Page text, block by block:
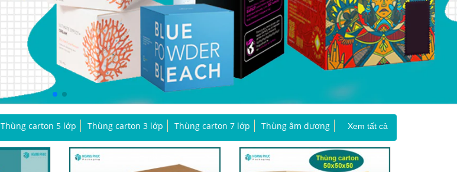
Thùng carton 5 lớp Thùng carton 3 lớp Thùng carton 7 lớp Thùng âm dương Xem tất cả